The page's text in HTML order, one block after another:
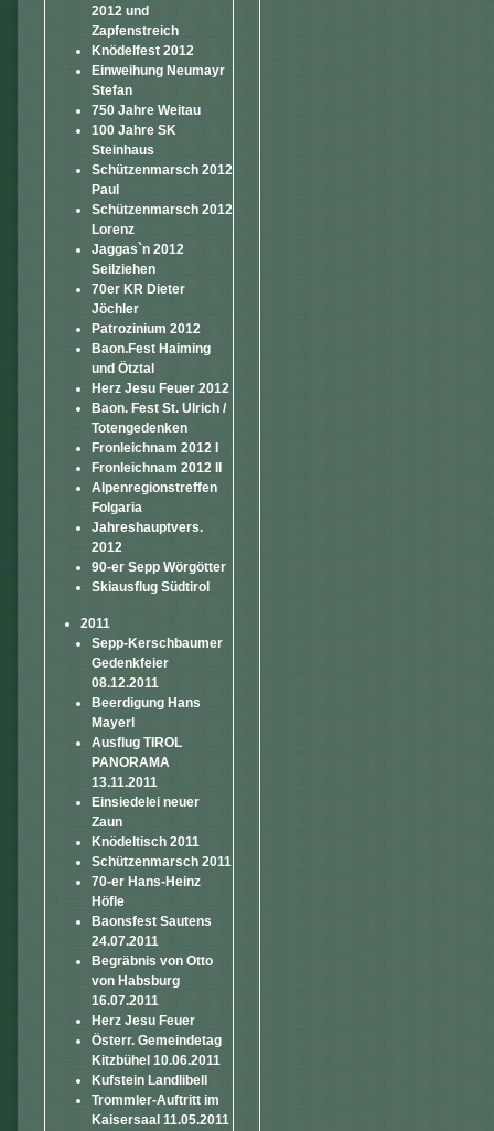
2012 und
Zapfenstreich
Knödelfest 2012
Einweihung Neumayr
Stefan
750 Jahre Weitau
100 Jahre SK
Steinhaus
Schützenmarsch 2012
Paul
Schützenmarsch 2012
Lorenz
Jaggas`n 2012
Seilziehen
70er KR Dieter
Jöchler
Patrozinium 2012
Baon.Fest Haiming
und Ötztal
Herz Jesu Feuer 2012
Baon. Fest St. Ulrich /
Totengedenken
Fronleichnam 2012 I
Fronleichnam 2012 II
Alpenregionstreffen
Folgaria
Jahreshauptvers.
2012
90-er Sepp Wörgötter
Skiausflug Südtirol
2011
Sepp-Kerschbaumer
Gedenkfeier
08.12.2011
Beerdigung Hans
Mayerl
Ausflug TIROL
PANORAMA
13.11.2011
Einsiedelei neuer
Zaun
Knödeltisch 2011
Schützenmarsch 2011
70-er Hans-Heinz
Höfle
Baonsfest Sautens
24.07.2011
Begräbnis von Otto
von Habsburg
16.07.2011
Herz Jesu Feuer
Österr. Gemeindetag
Kitzbühel 10.06.2011
Kufstein Landlibell
Trommler-Auftritt im
Kaisersaal 11.05.2011